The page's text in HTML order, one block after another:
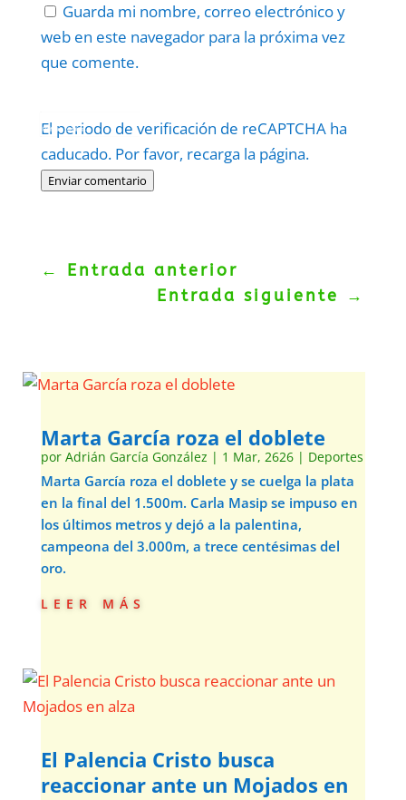
Guarda mi nombre, correo electrónico y
web en este navegador para la próxima vez
que comente.
El periodo de verificación de reCAPTCHA ha
caducado. Por favor, recarga la página.
Enviar comentario
Politica–Términos.
← Entrada anterior
Entrada siguiente
→
Marta García roza el doblete
por Adrián García González | 1 Mar, 2626| Deportes
Marta García roza el doblete y se cuelga la plata
en la final del 1.500m. Carla Masip se impuso en
los últimos metros y dejó a la palentina,
campeona del 3.000m, a trece centésimas del
oro.
leer más
El Palencia Cristo busca
reaccionar ante un Mojados en